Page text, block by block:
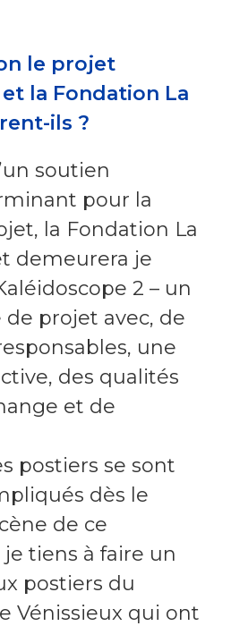
le projet
la Fondation La
ils ?
soutien
pour la
la Fondation La
demeurera je
2 – un
projet avec, de
une
des qualités
et de
postiers se sont
dès le
de ce
je tiens à faire un
postiers du
Vénissieux qui ont